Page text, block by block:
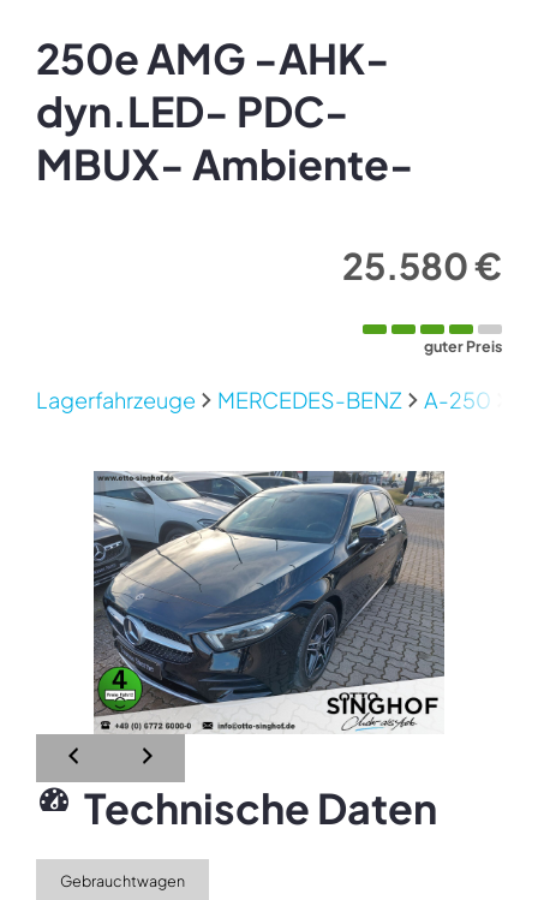
250e AMG -AHK-
dyn.LED- PDC-
MBUX- Ambiente-
25.580 €
guter Preis
Lagerfahrzeuge MERCEDES-BENZ A-250
Technische Daten
Gebrauchtwagen